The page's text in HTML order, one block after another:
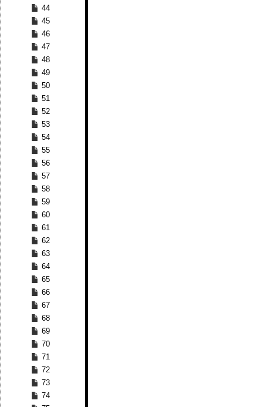
44
45
46
47
48
49
50
51
52
53
54
55
56
57
58
59
60
61
62
63
64
65
66
67
68
69
70
71
72
73
74